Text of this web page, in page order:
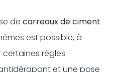
de carreaux de ciment
est possible, à
règles.
et une pose